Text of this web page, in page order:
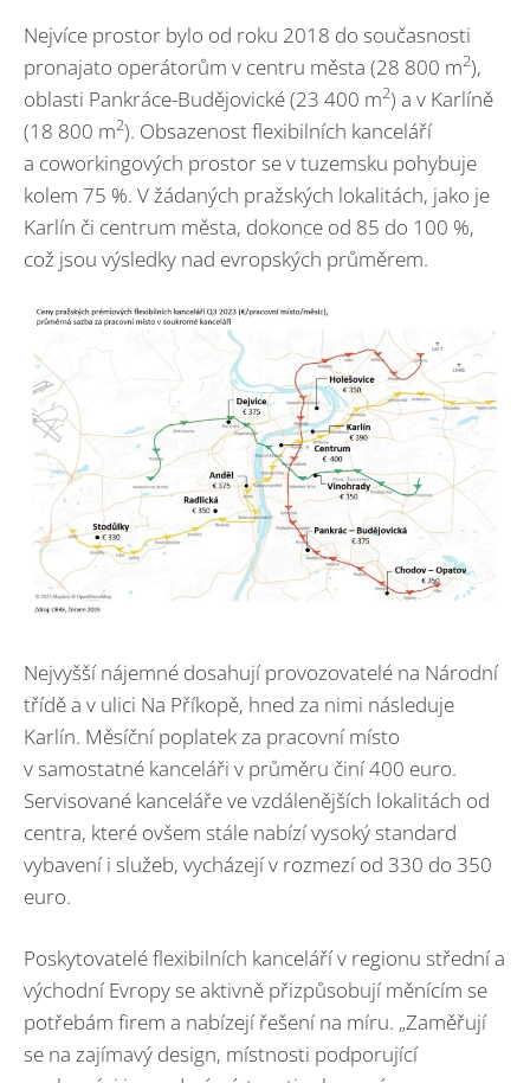
Nejvíce prostor bylo od roku 2018 do současnosti
pronajato operátorům v centru města (28 800 m2),
oblasti Pankráce-Budějovické (23 400 m2) a v Karlíně
(18 800 m2). Obsazenost flexibilních kanceláří
a coworkingových prostor se v tuzemsku pohybuje
kolem 75 %. V žádaných pražských lokalitách, jako je
Karlín či centrum města, dokonce od 85 do 100 %,
což jsou výsledky nad evropských průměrem.
Nejvyšší nájemné dosahují provozovatelé na Národní
třídě a v ulici Na Příkopě, hned za nimi následuje
Karlín. Měsíční poplatek za pracovní místo
v samostatné kanceláři v průměru činí 400 euro.
Servisované kanceláře ve vzdálenějších lokalitách od
centra, které ovšem stále nabízí vysoký standard
vybavení i služeb, vycházejí v rozmezí od 330 do 350
euro.
Poskytovatelé flexibilních kanceláří v regionu střední a
východní Evropy se aktivně přizpůsobují měnícím se
potřebám firem a nabízejí řešení na míru. „Zaměřují
se na zajímavý design, místnosti podporující